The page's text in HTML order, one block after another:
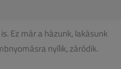
Ez már a házunk, lakásunk
nyílik, záródik.